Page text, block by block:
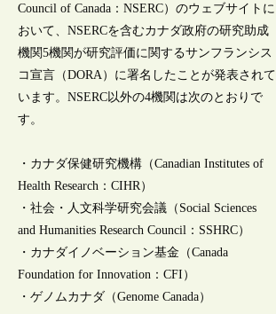
Council of Canada：NSERC）のウェブサイトに
おいて、NSERCを含むカナダ政府の研究助成
機関5機関が研究評価に関するサンフランシス
コ宣言（DORA）に署名したことが発表されて
います。NSERC以外の4機関は次のとおりで
す。
・カナダ保健研究機構（Canadian Institutes of
Health Research：CIHR）
・社会・人文科学研究会議（Social Sciences
and Humanities Research Council：SSHRC）
・カナダイノベーション基金（Canada
Foundation for Innovation：CFI）
・ゲノムカナダ（Genome Canada）